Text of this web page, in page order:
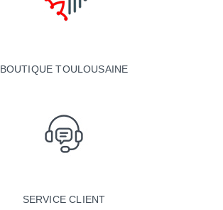
BOUTIQUE TOULOUSAINE
SERVICE CLIENT